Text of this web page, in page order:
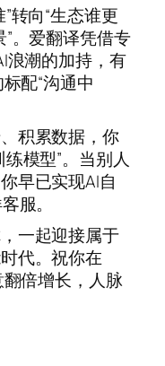
转向“生态谁更
。爱翻译凭借专
浪潮的加持，有
配“沟通中
积累数据，你
模型”。当别人
早已实现AI自
服。
一起迎接属于
代。祝你在
倍增长，人脉